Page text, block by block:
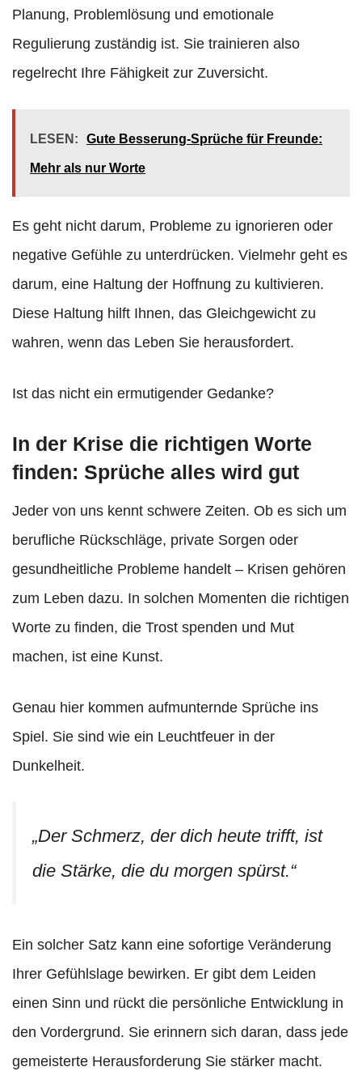
Planung, Problemlösung und emotionale
Regulierung zuständig ist. Sie trainieren also
regelrecht Ihre Fähigkeit zur Zuversicht.
LESEN: Gute Besserung-Sprüche für Freunde:
Mehr als nur Worte
Es geht nicht darum, Probleme zu ignorieren oder
negative Gefühle zu unterdrücken. Vielmehr geht es
darum, eine Haltung der Hoffnung zu kultivieren.
Diese Haltung hilft Ihnen, das Gleichgewicht zu
wahren, wenn das Leben Sie herausfordert.
Ist das nicht ein ermutigender Gedanke?
In der Krise die richtigen Worte
finden: Sprüche alles wird gut
Jeder von uns kennt schwere Zeiten. Ob es sich um
berufliche Rückschläge, private Sorgen oder
gesundheitliche Probleme handelt – Krisen gehören
zum Leben dazu. In solchen Momenten die richtigen
Worte zu finden, die Trost spenden und Mut
machen, ist eine Kunst.
Genau hier kommen aufmunternde Sprüche ins
Spiel. Sie sind wie ein Leuchtfeuer in der
Dunkelheit.
„Der Schmerz, der dich heute trifft, ist
die Stärke, die du morgen spürst.“
Ein solcher Satz kann eine sofortige Veränderung
Ihrer Gefühlslage bewirken. Er gibt dem Leiden
einen Sinn und rückt die persönliche Entwicklung in
den Vordergrund. Sie erinnern sich daran, dass jede
gemeisterte Herausforderung Sie stärker macht.